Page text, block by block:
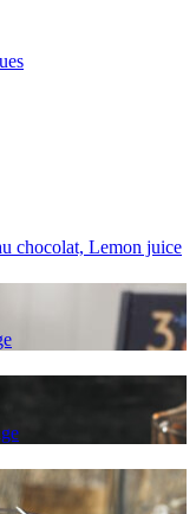
chocolat, Lemon juice